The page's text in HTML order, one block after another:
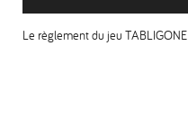
Le règlement du jeu TABLIGONE